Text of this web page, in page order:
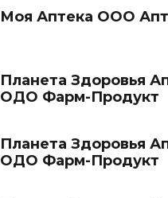
Моя Аптека ООО
Планета Здоровья
ОДО Фарм-Продукт
Планета Здоровья
ОДО Фарм-Продукт